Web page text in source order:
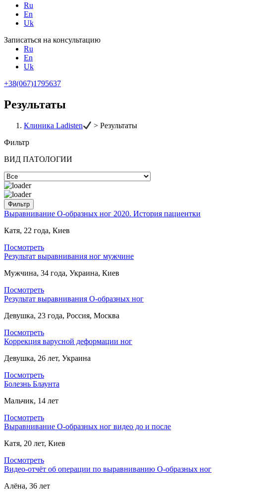
Ru
En
Uk
Записаться на консультацию
Ru
En
Uk
+38(067)1795637
Результаты
Клиника Ladisten >Результаты
Фильтр
ВИД ПАТОЛОГИИ
Выравнивание О-образных ног 2020. История пациентки
Катя, 22 года, Киев
Посмотреть
Результат выравнивания ног мужчине
Мужчина, 34 года, Украина, Киев
Посмотреть
Результат выравнивания О-образных ног
Девушка, 23 года, Россия, Москва
Посмотреть
Коррекция варусной деформации ног
Девушка, 26 лет, Украина
Посмотреть
Болезнь Блаунта
Мальчик, 14 лет
Посмотреть
Выравнивание О-образных ног видео до и после
Катя, 20 лет, Киев
Посмотреть
Видео-отчёт об операции по выравниванию О-образных ног
Алёна, 36 лет